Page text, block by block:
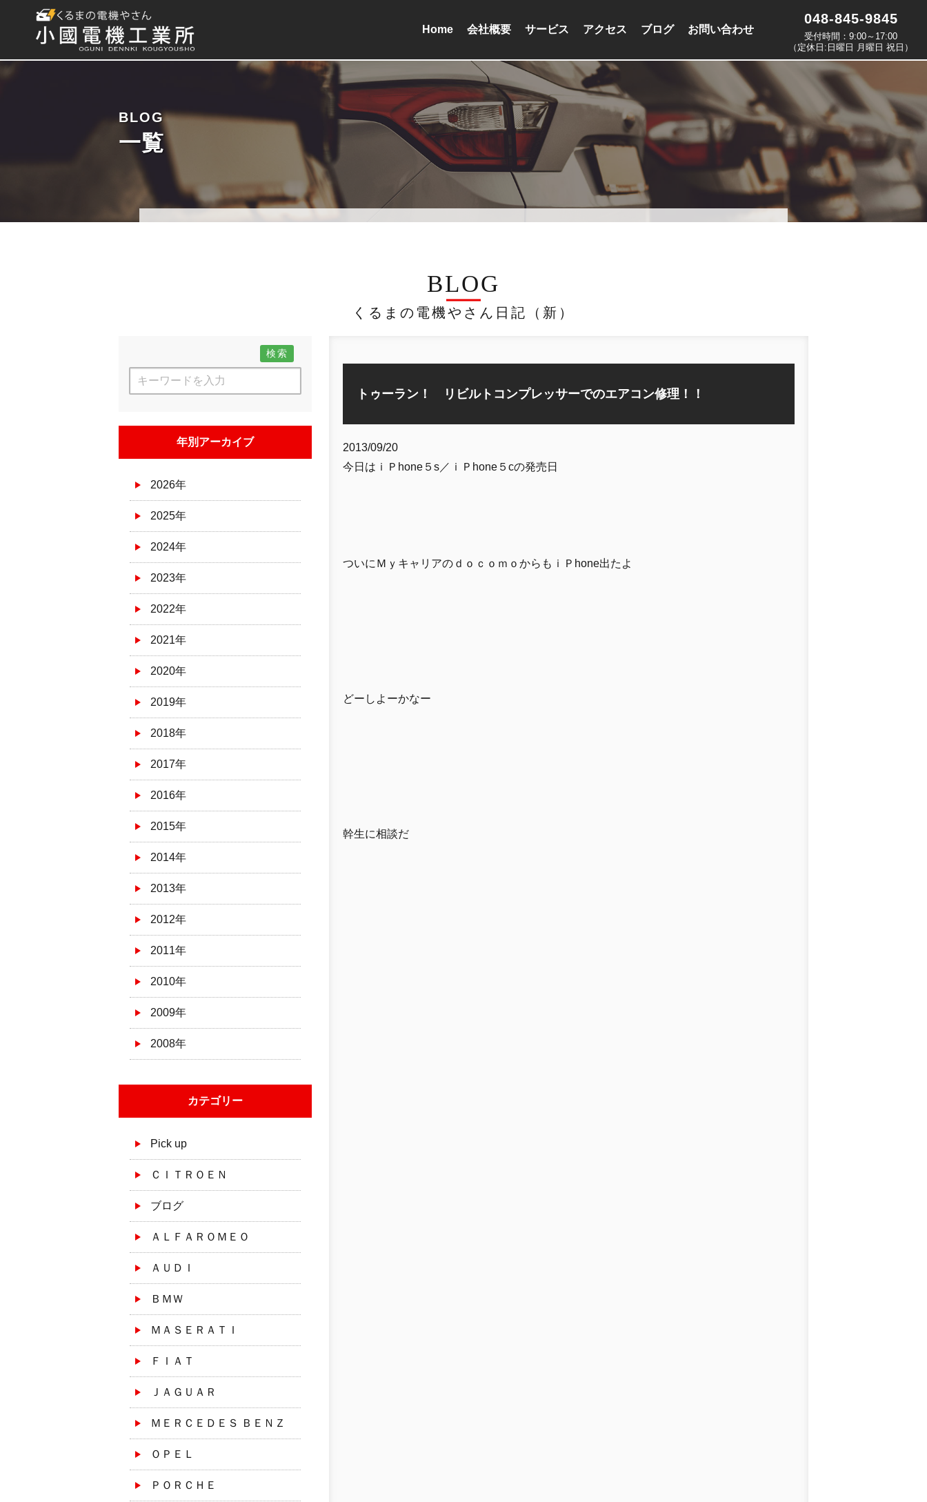
Home 会社概要 サービス アクセス ブログ お問い合わせ
048-845-9845
受付時間：9:00～17:00
（定休日:日曜日 月曜日 祝日）
BLOG
一覧
BLOG
くるまの電機やさん日記（新）
検索
年別アーカイブ
2026年
2025年
2024年
2023年
2022年
2021年
2020年
2019年
2018年
2017年
2016年
2015年
2014年
2013年
2012年
2011年
2010年
2009年
2008年
カテゴリー
Pick up
ＣＩＴＲＯＥＮ
ブログ
ＡＬＦＡＲＯＭＥＯ
ＡＵＤＩ
ＢＭＷ
ＭＡＳＥＲＡＴＩ
ＦＩＡＴ
ＪＡＧＵＡＲ
ＭＥＲＣＥＤＥＳ ＢＥＮＺ
ＯＰＥＬ
ＰＯＲＣＨＥ
トゥーラン！ リビルトコンプレッサーでのエアコン修理！！
2013/09/20
今日はｉＰhone５s／ｉＰhone５cの発売日
ついにＭｙキャリアのｄｏｃｏｍｏからもｉＰhone出たよ
どーしよーかなー
幹生に相談だ